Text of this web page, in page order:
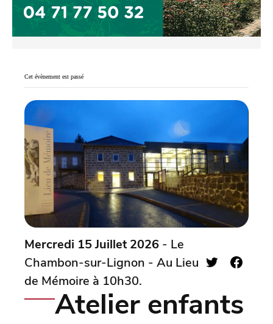
Cet évènement est passé
Mercredi 15 Juillet 2026 - Le
Chambon-sur-Lignon - Au Lieu
de Mémoire à 10h30.
Atelier enfants